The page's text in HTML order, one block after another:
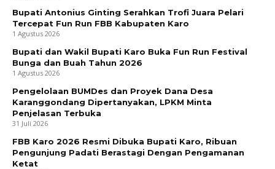
Bupati Antonius Ginting Serahkan Trofi Juara Pelari
Tercepat Fun Run FBB Kabupaten Karo
1 Agustus 2026
Bupati dan Wakil Bupati Karo Buka Fun Run Festival
Bunga dan Buah Tahun 2026
1 Agustus 2026
Pengelolaan BUMDes dan Proyek Dana Desa
Karanggondang Dipertanyakan, LPKM Minta
Penjelasan Terbuka
31 Juli 2026
FBB Karo 2026 Resmi Dibuka Bupati Karo, Ribuan
Pengunjung Padati Berastagi Dengan Pengamanan
Ketat